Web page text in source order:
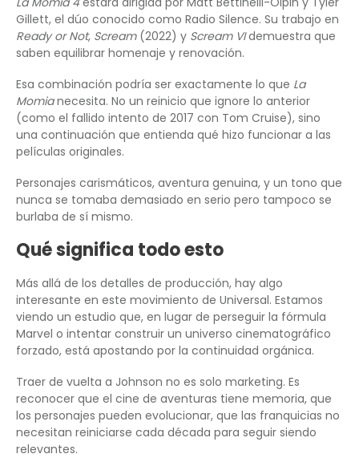
Gillett, el dúo conocido como Radio Silence. Su trabajo en
Ready or Not, Scream(2022) y Scream VIdemuestra que
saben equilibrar homenaje y renovación.
Esa combinación podría ser exactamente lo que La
Momianecesita. No un reinicio que ignore lo anterior
(como el fallido intento de 2017 con Tom Cruise), sino
una continuación que entienda qué hizo funcionar a las
películas originales.
Personajes carismáticos, aventura genuina, y un tono que
nunca se tomaba demasiado en serio pero tampoco se
burlaba de sí mismo.
Qué significa todo esto
Más allá de los detalles de producción, hay algo
interesante en este movimiento de Universal. Estamos
viendo un estudio que, en lugar de perseguir la fórmula
Marvel o intentar construir un universo cinematográfico
forzado, está apostando por la continuidad orgánica.
Traer de vuelta a Johnson no es solo marketing. Es
reconocer que el cine de aventuras tiene memoria, que
los personajes pueden evolucionar, que las franquicias no
necesitan reiniciarse cada década para seguir siendo
relevantes.